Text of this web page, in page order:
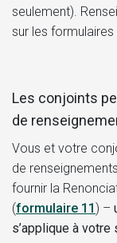
seulement).
sur les formulaires
Les conjoints
de
Vous et votre
de
fournir la
(formulaire 11) –
s’applique à votre